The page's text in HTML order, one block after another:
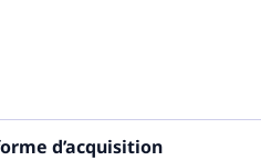
d’acquisition